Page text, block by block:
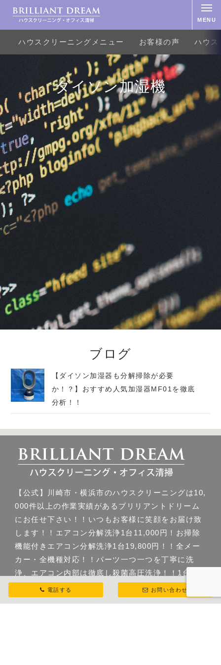
MENU
ハウスクリーニングメニュー お客様の声 ハウス
ダイソン加湿機
ブログ
【ダイソン加湿器も分解掃除が必要
か！？】おすすめ人気加湿器MF01を徹底
分析！！
【公式】川崎市・横浜市のハウスクリーニングは10,
000件以上の作業実績があるブリリアントドリーム
にお任せ下さい！！いつもお客様に笑顔をお届け致
します！！エアコン分解洗浄1台11,000円！お掃除
機能付きエアコン分解洗浄1台19,800円！！全メー
カー・全機種対応！！パーツ一つ一つを丁寧に洗
浄、エアコン内部は徹底し殺菌高圧洗浄！！1台か
らカード決済対応、川崎じもと応援券・paypay対
応。お見積り無料！！
電話する お問い合わせ